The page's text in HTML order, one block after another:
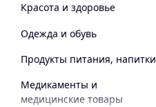
Красота и здоровье
Одежда и обувь
Продукты питания, напитки
Медикаменты и
медицинские товары